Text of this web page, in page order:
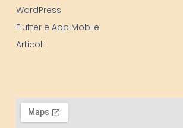
WordPress
Flutter e App Mobile
Articoli